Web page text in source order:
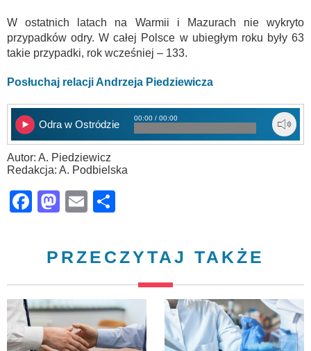
W ostatnich latach na Warmii i Mazurach nie wykryto
przypadków odry. W całej Polsce w ubiegłym roku były 63
takie przypadki, rok wcześniej – 133.
Posłuchaj relacji Andrzeja Piedziewicza
Odra w Ostródzie
00:00 / 00:00
Autor: A. Piedziewicz
Redakcja: A. Podbielska
Facebook
Mastodon
Email
PRZECZYTAJ TAKŻE